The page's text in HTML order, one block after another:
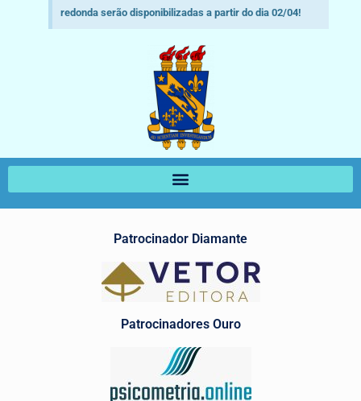
redonda serão disponibilizadas a partir do dia 02/04!
Patrocinador Diamante
Patrocinadores Ouro